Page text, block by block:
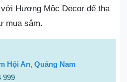
Hương Mộc Decor để tha
mua sắm.
Hội An, Quảng Nam
999